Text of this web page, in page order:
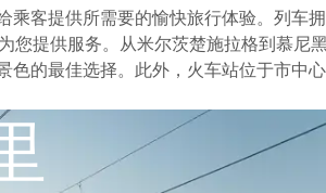
客提供所需要的愉快旅行体验。列车
提供服务。从米尔茨楚施拉格到慕尼
的最佳选择。此外，火车站位于市中